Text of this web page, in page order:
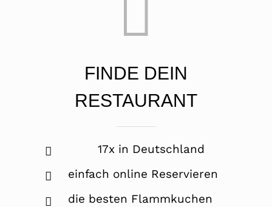
FINDE DEIN
RESTAURANT
17x in Deutschland
einfach online Reservieren
die besten Flammkuchen